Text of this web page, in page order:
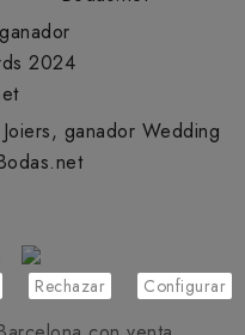
Rechazar Configurar